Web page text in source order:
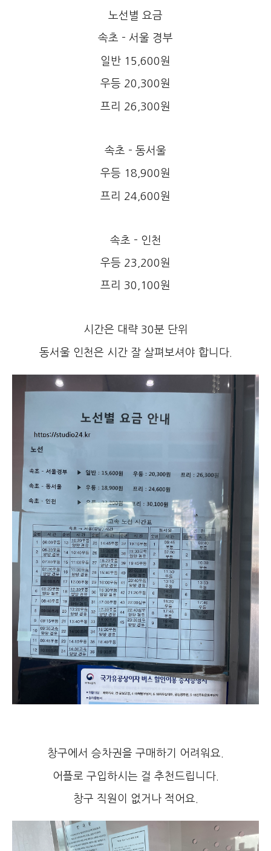
노선별 요금
속초 - 서울 경부
일반 15,600원
우등 20,300원
프리 26,300원
속초 - 동서울
우등 18,900원
프리 24,600원
속초 - 인천
우등 23,200원
프리 30,100원
시간은 대략 30분 단위
동서울 인천은 시간 잘 살펴보셔야 합니다.
창구에서 승차권을 구매하기 어려워요.
어플로 구입하시는 걸 추천드립니다.
창구 직원이 없거나 적어요.